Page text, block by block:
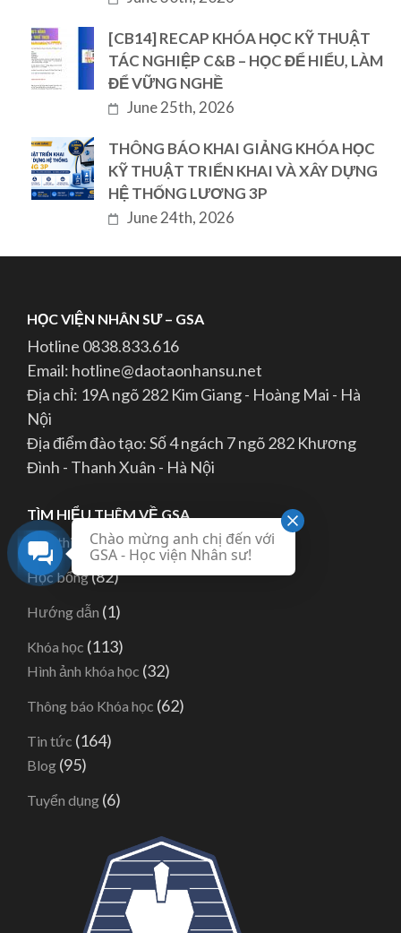
[CB14] RECAP KHÓA HỌC KỸ THUẬT
TÁC NGHIỆP C&B – HỌC ĐỂ HIỂU, LÀM
ĐỂ VỮNG NGHỀ
June 25th, 2026
THÔNG BÁO KHAI GIẢNG KHÓA HỌC
KỸ THUẬT TRIỂN KHAI VÀ XÂY DỰNG
HỆ THỐNG LƯƠNG 3P
June 24th, 2026
HỌC VIỆN NHÂN SƯ – GSA
Hotline 0838.833.616
Email: hotline@daotaonhansu.net
Địa chỉ: 19A ngõ 282 Kim Giang - Hoàng Mai - Hà
Nội
Địa điểm đào tạo: Số 4 ngách 7 ngõ 282 Khương
Đình - Thanh Xuân - Hà Nội
TÌM HIỂU THÊM VỀ GSA
Giới thiệu
(11)
Học bổng(82)
Hướng dẫn (1)
Khóa học (113)
Hình ảnh khóa học (32)
Thông báo Khóa học (62)
Tin tức (164)
Blog (95)
Tuyển dụng (6)
Chào mừng anh chị đến với
GSA - Học viện Nhân sư!